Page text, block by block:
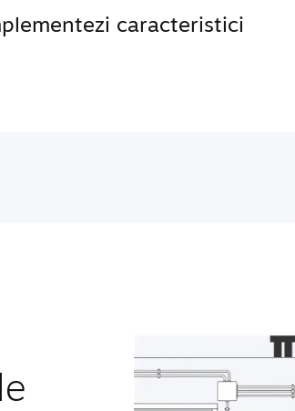
caracteristici